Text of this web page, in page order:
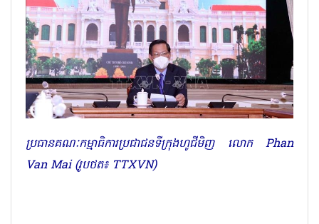
ប្រធានគណៈកម្មាធិការប្រជាជនទីក្រុងហូជីមិញ លោក Phan
Van Mai (រូបថត៖ TTXVN)